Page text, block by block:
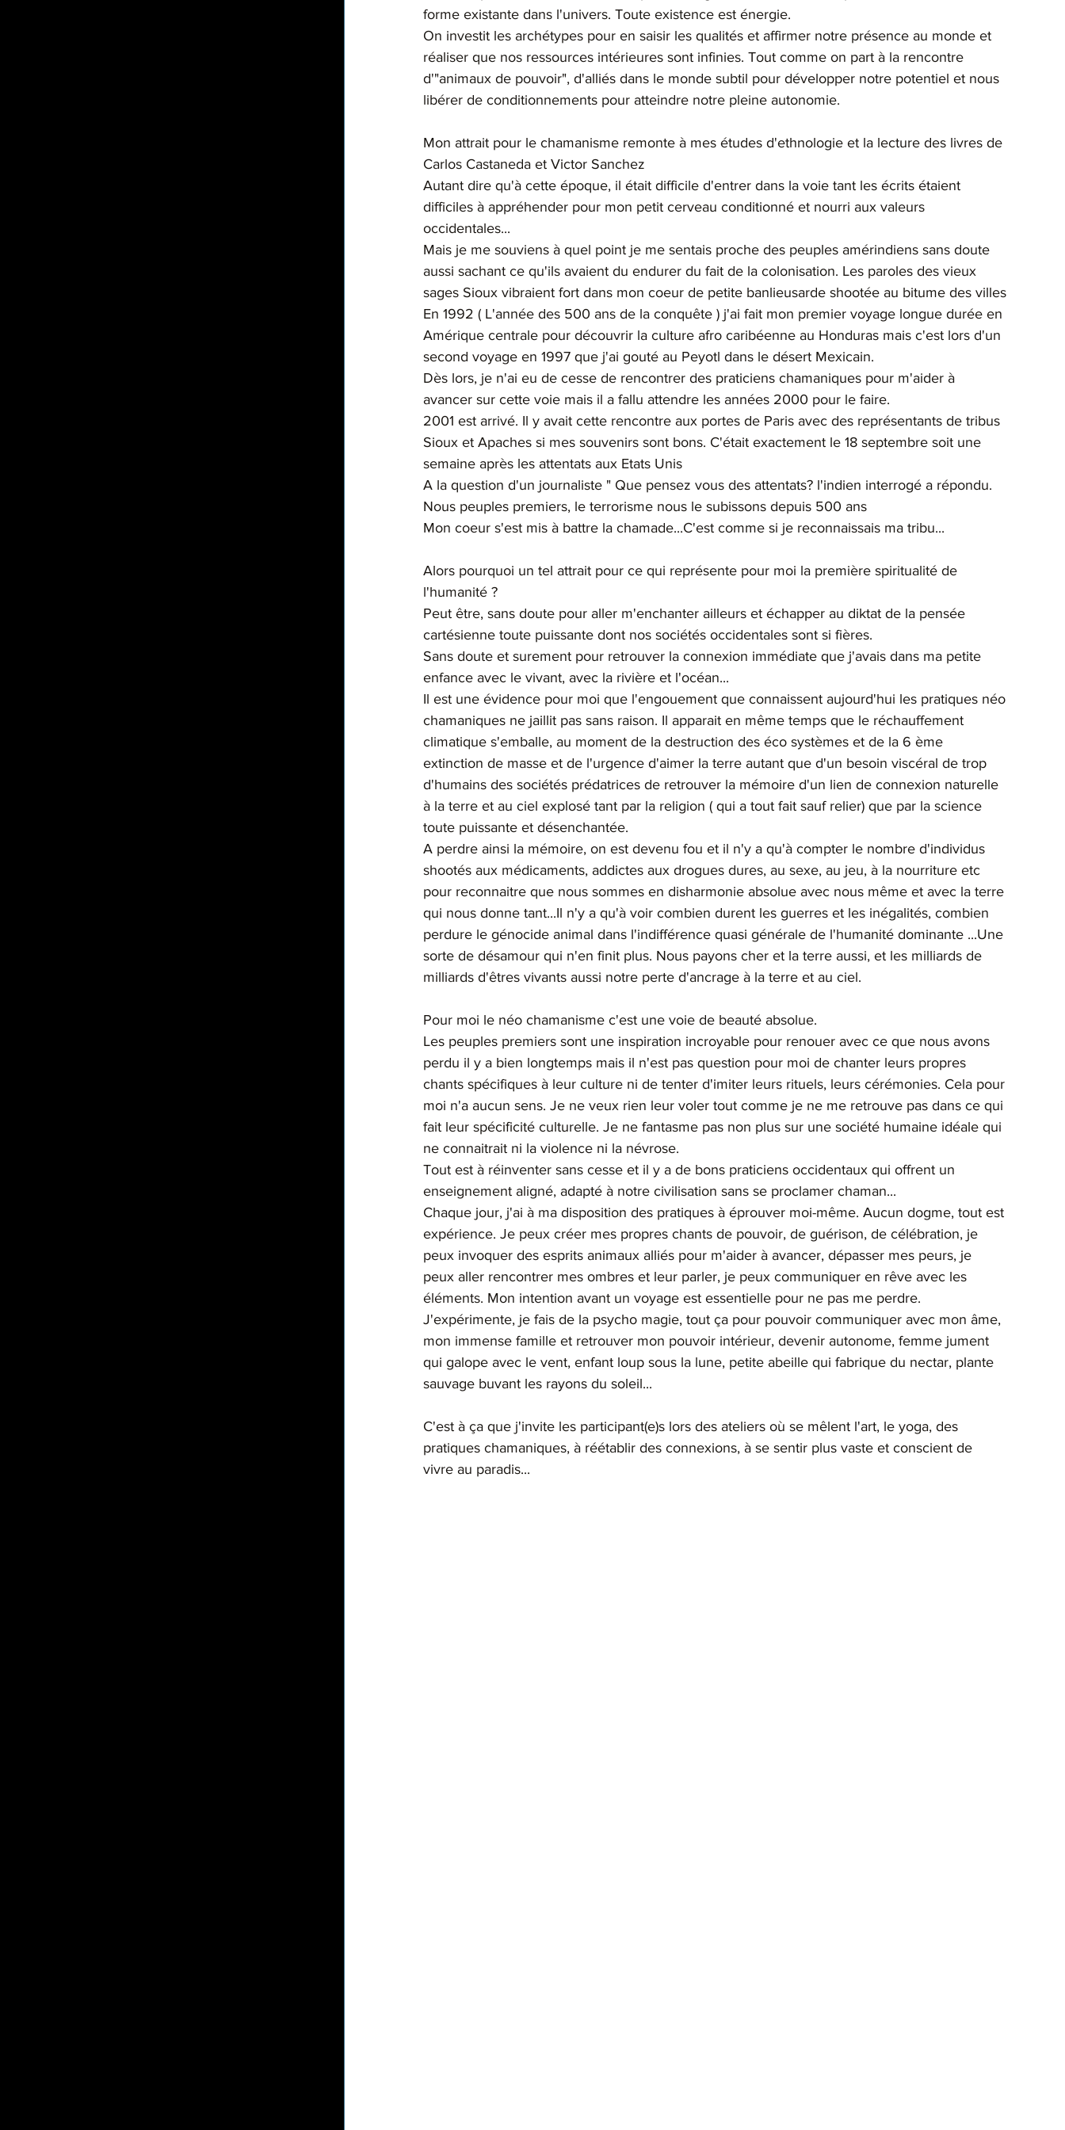
forme existante dans l'univers. Toute existence est énergie.
On investit les archétypes pour en saisir les qualités et affirmer notre présence au monde et
réaliser que nos ressources intérieures sont infinies. Tout comme on part à la rencontre
d'"animaux de pouvoir", d'alliés dans le monde subtil pour développer notre potentiel et nous
libérer de conditionnements pour atteindre notre pleine autonomie.
Mon attrait pour le chamanisme remonte à mes études d'ethnologie et la lecture des livres de
Carlos Castaneda et Victor Sanchez
Autant dire qu'à cette époque, il était difficile d'entrer dans la voie tant les écrits étaient
difficiles à appréhender pour mon petit cerveau conditionné et nourri aux valeurs
occidentales...
Mais je me souviens à quel point je me sentais proche des peuples amérindiens sans doute
aussi sachant ce qu'ils avaient du endurer du fait de la colonisation. Les paroles des vieux
sages Sioux vibraient fort dans mon coeur de petite banlieusarde shootée au bitume des villes
En 1992 ( L'année des 500 ans de la conquête ) j'ai fait mon premier voyage longue durée en
Amérique centrale pour découvrir la culture afro caribéenne au Honduras mais c'est lors d'un
second voyage en 1997 que j'ai gouté au Peyotl dans le désert Mexicain.
Dès lors, je n'ai eu de cesse de rencontrer des praticiens chamaniques pour m'aider à
avancer sur cette voie mais il a fallu attendre les années 2000 pour le faire.
2001 est arrivé. Il y avait cette rencontre aux portes de Paris avec des représentants de tribus
Sioux et Apaches si mes souvenirs sont bons. C'était exactement le 18 septembre soit une
semaine après les attentats aux Etats Unis
A la question d'un journaliste " Que pensez vous des attentats? l'indien interrogé a répondu.
Nous peuples premiers, le terrorisme nous le subissons depuis 500 ans
Mon coeur s'est mis à battre la chamade...C'est comme si je reconnaissais ma tribu...
Alors pourquoi un tel attrait pour ce qui représente pour moi la première spiritualité de
l'humanité ?
Peut être, sans doute pour aller m'enchanter ailleurs et échapper au diktat de la pensée
cartésienne toute puissante dont nos sociétés occidentales sont si fières.
Sans doute et surement pour retrouver la connexion immédiate que j'avais dans ma petite
enfance avec le vivant, avec la rivière et l'océan...
Il est une évidence pour moi que l'engouement que connaissent aujourd'hui les pratiques néo
chamaniques ne jaillit pas sans raison. Il apparait en même temps que le réchauffement
climatique s'emballe, au moment de la destruction des éco systèmes et de la 6 ème
extinction de masse et de l'urgence d'aimer la terre autant que d'un besoin viscéral de trop
d'humains des sociétés prédatrices de retrouver la mémoire d'un lien de connexion naturelle
à la terre et au ciel explosé tant par la religion ( qui a tout fait sauf relier) que par la science
toute puissante et désenchantée.
A perdre ainsi la mémoire, on est devenu fou et il n'y a qu'à compter le nombre d'individus
shootés aux médicaments, addictes aux drogues dures, au sexe, au jeu, à la nourriture etc
pour reconnaitre que nous sommes en disharmonie absolue avec nous même et avec la terre
qui nous donne tant...Il n'y a qu'à voir combien durent les guerres et les inégalités, combien
perdure le génocide animal dans l'indifférence quasi générale de l'humanité dominante ...Une
sorte de désamour qui n'en finit plus. Nous payons cher et la terre aussi, et les milliards de
milliards d'êtres vivants aussi notre perte d'ancrage à la terre et au ciel.
Pour moi le néo chamanisme c'est une voie de beauté absolue.
Les peuples premiers sont une inspiration incroyable pour renouer avec ce que nous avons
perdu il y a bien longtemps mais il n'est pas question pour moi de chanter leurs propres
chants spécifiques à leur culture ni de tenter d'imiter leurs rituels, leurs cérémonies. Cela pour
moi n'a aucun sens. Je ne veux rien leur voler tout comme je ne me retrouve pas dans ce qui
fait leur spécificité culturelle. Je ne fantasme pas non plus sur une société humaine idéale qui
ne connaitrait ni la violence ni la névrose.
Tout est à réinventer sans cesse et il y a de bons praticiens occidentaux qui offrent un
enseignement aligné, adapté à notre civilisation sans se proclamer chaman...
Chaque jour, j'ai à ma disposition des pratiques à éprouver moi-même. Aucun dogme, tout est
expérience. Je peux créer mes propres chants de pouvoir, de guérison, de célébration, je
peux invoquer des esprits animaux alliés pour m'aider à avancer, dépasser mes peurs, je
peux aller rencontrer mes ombres et leur parler, je peux communiquer en rêve avec les
éléments. Mon intention avant un voyage est essentielle pour ne pas me perdre.
J'expérimente, je fais de la psycho magie, tout ça pour pouvoir communiquer avec mon âme,
mon immense famille et retrouver mon pouvoir intérieur, devenir autonome, femme jument
qui galope avec le vent, enfant loup sous la lune, petite abeille qui fabrique du nectar, plante
sauvage buvant les rayons du soleil...
C'est à ça que j'invite les participant(e)s lors des ateliers où se mêlent l'art, le yoga, des
pratiques chamaniques, à réétablir des connexions, à se sentir plus vaste et conscient de
vivre au paradis...